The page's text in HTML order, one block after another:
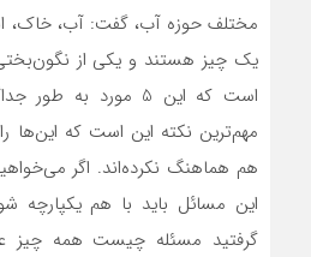
مختلف حوزه آب، گفت: آب، خاک،
یک چیز هستند و یکی از
است که این 5 مورد
مهم‌ترین نکته این است که این‌ها
هم هماهنگ نکرده‌اند. اگر
این مسائل باید با هم یکپارچه
گرفتید مسئله چیست همه